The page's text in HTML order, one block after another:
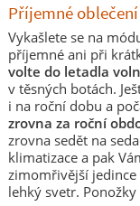
Příjemné oblečení
Vykašlete se na
příjemné ani při
volte do letadla
v těsných botách.
i na roční dobu a
zrovna za roční
zrovna sedět na
klimatizace a pak
zimomřivější
lehký svetr.